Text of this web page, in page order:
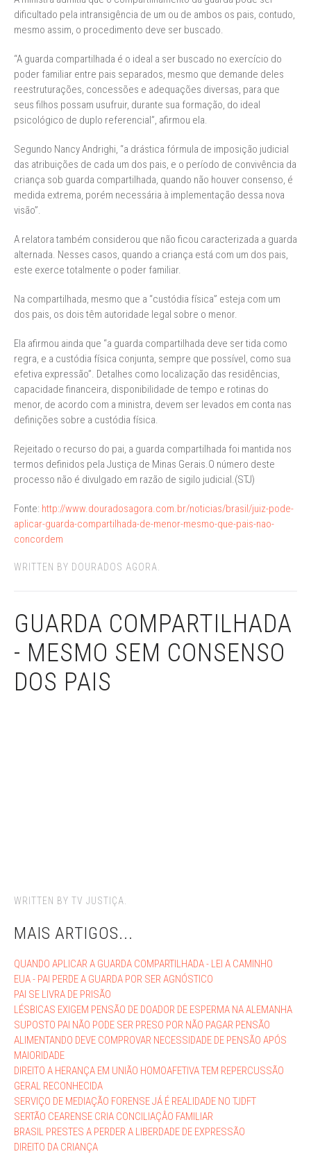
dificultado pela intransigência de um ou de ambos os pais, contudo,
mesmo assim, o procedimento deve ser buscado.
“A guarda compartilhada é o ideal a ser buscado no exercício do
poder familiar entre pais separados, mesmo que demande deles
reestruturações, concessões e adequações diversas, para que
seus filhos possam usufruir, durante sua formação, do ideal
psicológico de duplo referencial”, afirmou ela.
Segundo Nancy Andrighi, “a drástica fórmula de imposição judicial
das atribuições de cada um dos pais, e o período de convivência da
criança sob guarda compartilhada, quando não houver consenso, é
medida extrema, porém necessária à implementação dessa nova
visão”.
A relatora também considerou que não ficou caracterizada a guarda
alternada. Nesses casos, quando a criança está com um dos pais,
este exerce totalmente o poder familiar.
Na compartilhada, mesmo que a “custódia física” esteja com um
dos pais, os dois têm autoridade legal sobre o menor.
Ela afirmou ainda que “a guarda compartilhada deve ser tida como
regra, e a custódia física conjunta, sempre que possível, como sua
efetiva expressão”. Detalhes como localização das residências,
capacidade financeira, disponibilidade de tempo e rotinas do
menor, de acordo com a ministra, devem ser levados em conta nas
definições sobre a custódia física.
Rejeitado o recurso do pai, a guarda compartilhada foi mantida nos
termos definidos pela Justiça de Minas Gerais.O número deste
processo não é divulgado em razão de sigilo judicial.(STJ)
Fonte: http://www.douradosagora.com.br/noticias/brasil/juiz-pode-
aplicar-guarda-compartilhada-de-menor-mesmo-que-pais-nao-
concordem
WRITTEN BY DOURADOS AGORA.
GUARDA COMPARTILHADA
- MESMO SEM CONSENSO
DOS PAIS
WRITTEN BY TV JUSTIÇA.
MAIS ARTIGOS...
QUANDO APLICAR A GUARDA COMPARTILHADA - LEI A CAMINHO
EUA - PAI PERDE A GUARDA POR SER AGNÓSTICO
PAI SE LIVRA DE PRISÃO
LÉSBICAS EXIGEM PENSÃO DE DOADOR DE ESPERMA NA ALEMANHA
SUPOSTO PAI NÃO PODE SER PRESO POR NÃO PAGAR PENSÃO
ALIMENTANDO DEVE COMPROVAR NECESSIDADE DE PENSÃO APÓS
MAIORIDADE
DIREITO A HERANÇA EM UNIÃO HOMOAFETIVA TEM REPERCUSSÃO
GERAL RECONHECIDA
SERVIÇO DE MEDIAÇÃO FORENSE JÁ É REALIDADE NO TJDFT
SERTÃO CEARENSE CRIA CONCILIAÇÂO FAMILIAR
BRASIL PRESTES A PERDER A LIBERDADE DE EXPRESSÃO
DIREITO DA CRIANÇA